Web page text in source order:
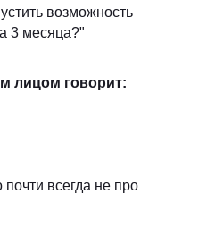
возможность
3 месяца?"
лицом говорит:
всегда не про